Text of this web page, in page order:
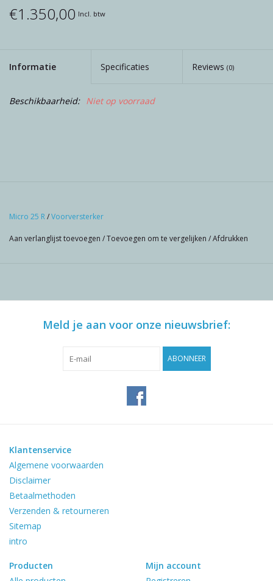
€1.350,00 Incl. btw
Informatie Specificaties Reviews (0)
Beschikbaarheid: Niet op voorraad
Micro 25 R/Voorversterker
Aan verlanglijst toevoegen /Toevoegen om te vergelijken /Afdrukken
Meld je aan voor onze nieuwsbrief:
ABONNEER
Klantenservice
Algemene voorwaarden
Disclaimer
Betaalmethoden
Verzenden & retourneren
Sitemap
intro
Producten
Mijn account